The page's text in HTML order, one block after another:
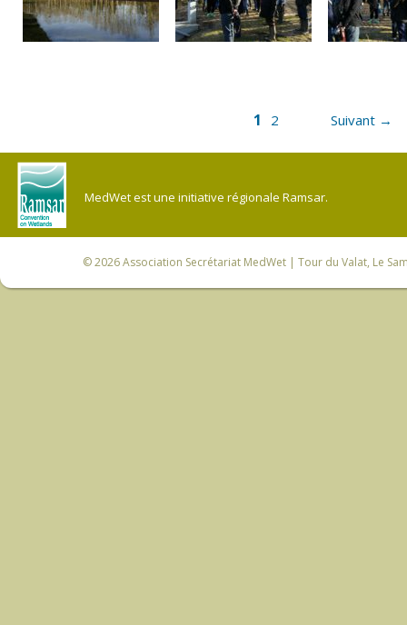
1 2 Suivant →
MedWet est une initiative régionale Ramsar.
© 2026Association Secrétariat MedWet | Tour du Valat, Le